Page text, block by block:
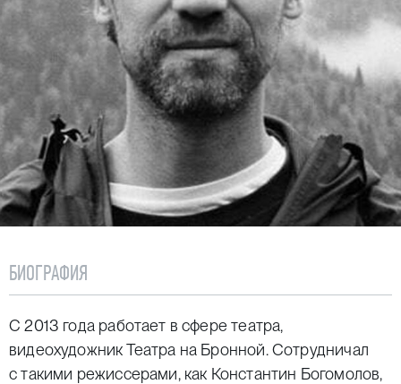
БИОГРАФИЯ
С 2013 года работает в сфере театра,
видеохудожник Театра на Бронной. Сотрудничал
с такими режиссерами, как Константин Богомолов,